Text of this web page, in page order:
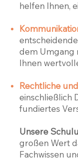
helfen Ihnen,
dem Umgang
Ihnen
Rechtliche
einschließlich
fundiertes
Unsere
großen Wert
Fachwissen